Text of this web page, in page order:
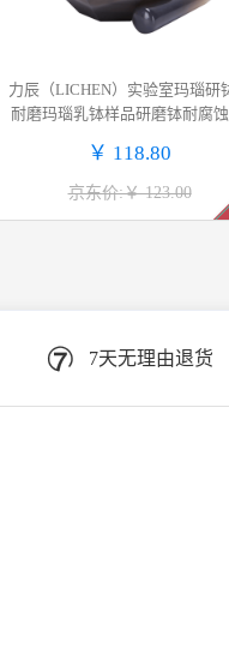
力辰（LICHEN）实验室玛瑙研
耐磨玛瑙乳钵样品研磨钵耐腐
￥ 118.80
京东价:￥ 123.00
7天无理由退货